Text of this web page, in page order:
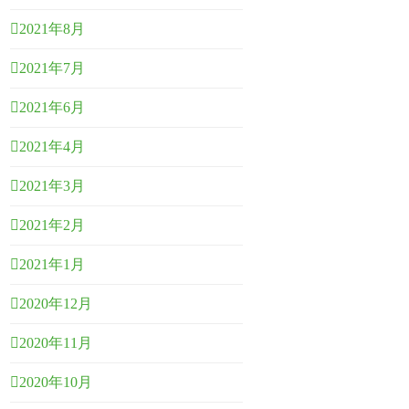
2021年8月
2021年7月
2021年6月
2021年4月
2021年3月
2021年2月
2021年1月
2020年12月
2020年11月
2020年10月